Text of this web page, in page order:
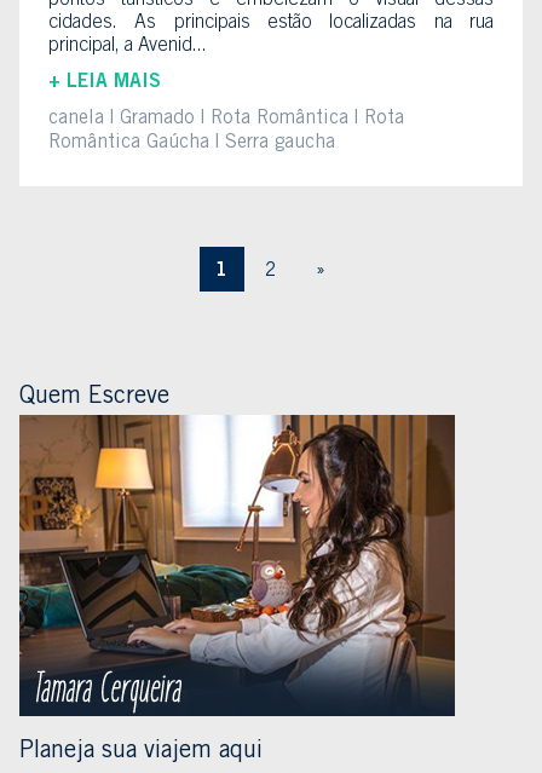
cidades. As principais estão localizadas na rua
principal, a Avenid...
+ LEIA MAIS
canela
Gramado Rota Romântica
Rota
Romântica Gaúcha
Serra gaucha
1 2 »
Quem Escreve
Planeja sua viajem aqui